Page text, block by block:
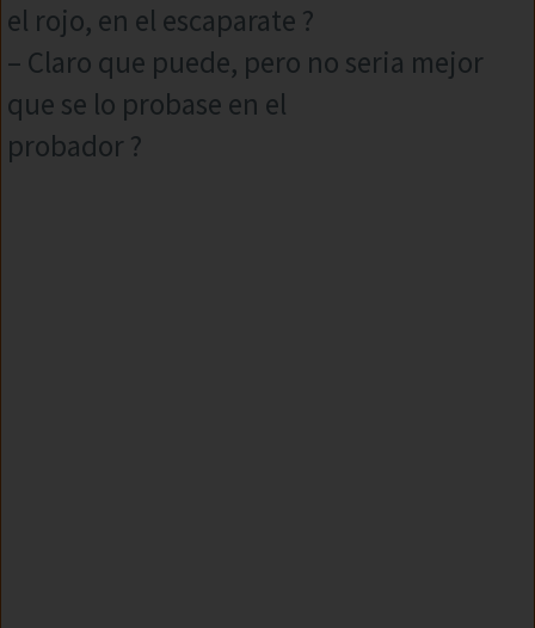
el rojo, en el escaparate ?
– Claro que puede, pero no seria mejor
que se lo probase en el
probador ?